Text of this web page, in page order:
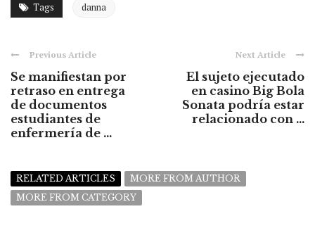
Tags danna
Previous Article
Se manifiestan por
retraso en entrega
de documentos
estudiantes de
enfermería de ...
Next Article
El sujeto ejecutado
en casino Big Bola
Sonata podría estar
relacionado con ...
RELATED ARTICLES
MORE FROM AUTHOR
MORE FROM CATEGORY